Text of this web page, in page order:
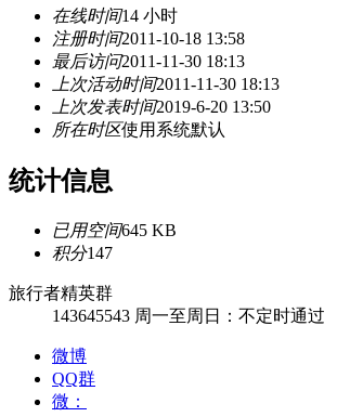
在线时间14 小时
注册时间2011-10-18 13:58
最后访问2011-11-30 18:13
上次活动时间2011-11-30 18:13
上次发表时间2019-6-20 13:50
所在时区使用系统默认
统计信息
已用空间645 KB
积分147
旅行者精英群
143645543 周一至周日：不定时通过
微博
QQ群
微：